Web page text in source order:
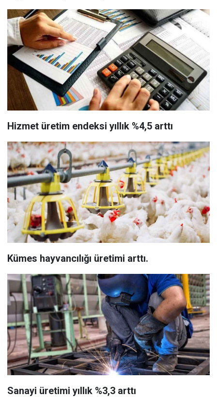
Hizmet üretim endeksi yıllık %4,5 arttı
Kümes hayvancılığı üretimi arttı.
Sanayi üretimi yıllık %3,3 arttı